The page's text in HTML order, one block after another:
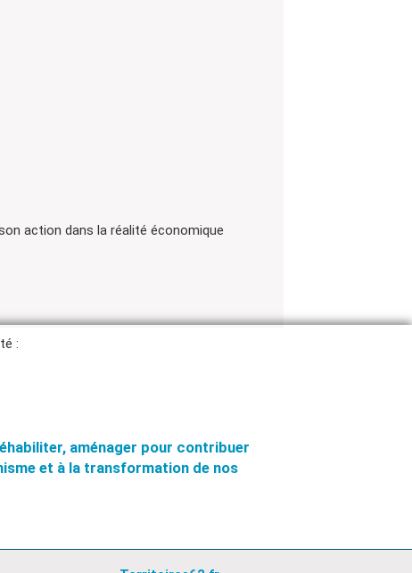
action dans la réalité économique
:
aménager pour contribuer
et à la transformation de nos